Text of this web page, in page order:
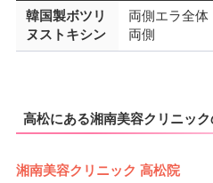
韓国製ボツリ
ヌストキシン
両側エラ全体
両側
高松にある湘南美容クリニッ
湘南美容クリニック 高松院